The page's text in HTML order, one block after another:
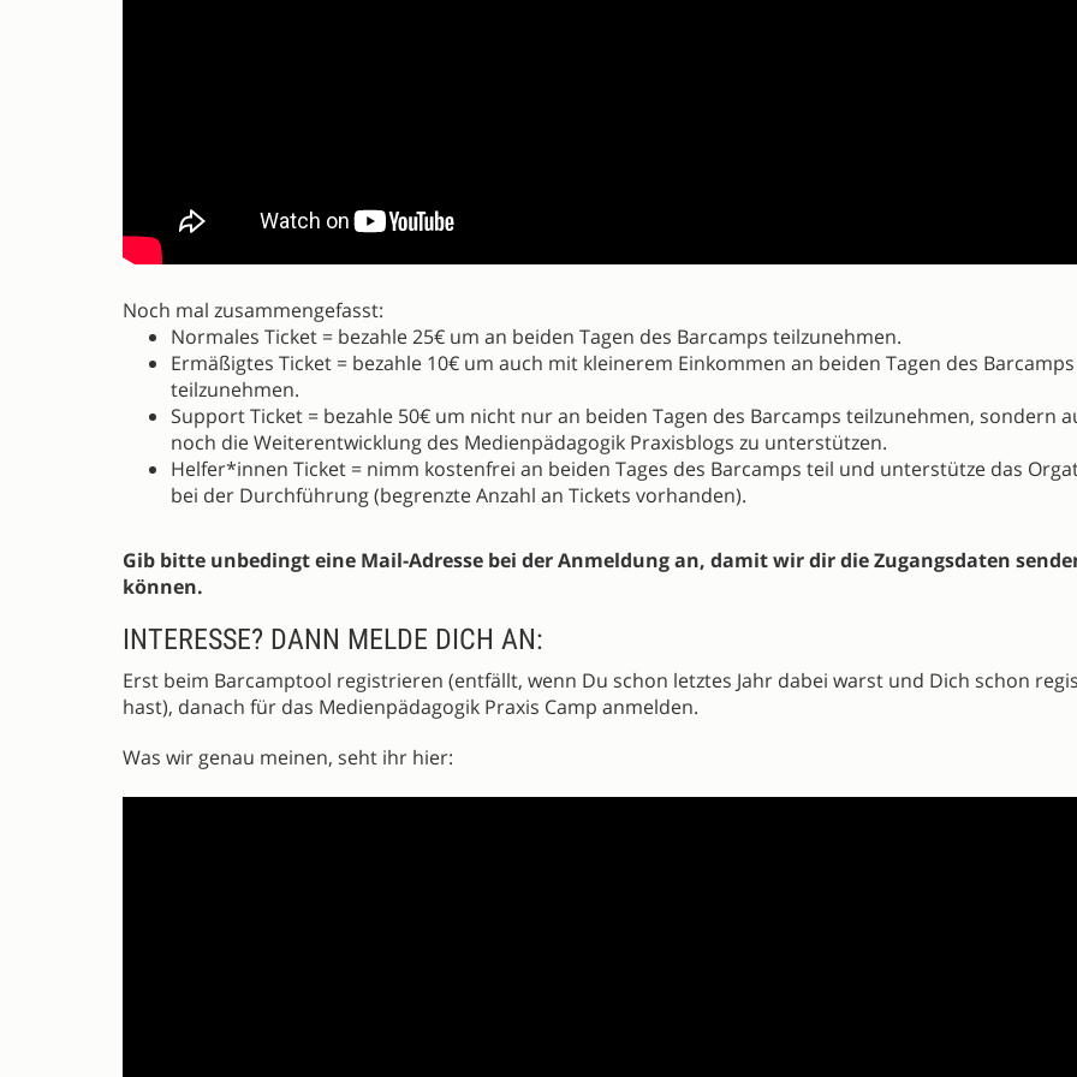
Noch mal zusammengefasst:
Normales Ticket = bezahle 25€ um an beiden Tagen des Barcamps teilzunehmen.
Ermäßigtes Ticket = bezahle 10€ um auch mit kleinerem Einkommen an beiden Tagen des Barcamps
teilzunehmen.
Support Ticket = bezahle 50€ um nicht nur an beiden Tagen des Barcamps teilzunehmen, sondern
noch die Weiterentwicklung des Medienpädagogik Praxisblogs zu unterstützen.
Helfer*innen Ticket = nimm kostenfrei an beiden Tages des Barcamps teil und unterstütze das
bei der Durchführung (begrenzte Anzahl an Tickets vorhanden).
Gib bitte unbedingt eine Mail-Adresse bei der Anmeldung an, damit wir dir die Zugangsdaten
können.
INTERESSE? DANN MELDE DICH AN:
Erst beim Barcamptool registrieren (entfällt, wenn Du schon letztes Jahr dabei warst und Dich schon
hast), danach für das Medienpädagogik Praxis Camp anmelden.
Was wir genau meinen, seht ihr hier: